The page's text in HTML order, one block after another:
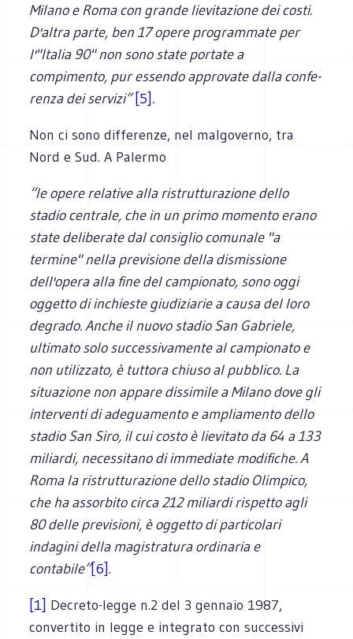
Milano e Roma con grande lievitazione dei costi.
D'altra parte, ben 17 opere programmate per
l'"Italia 90" non sono state portate a
compimento, pur essendo approvate dalla confe­
renza dei servizi”[5].
Non ci sono differenze, nel malgoverno, tra
Nord e Sud. A Palermo
“le opere relative alla ristrutturazione dello
stadio centrale, che in un primo momento erano
state deliberate dal consiglio comunale "a
termine" nella previsione della di­smissione
dell'opera alla fine del campionato, sono oggi
oggetto di inchieste giudizia­rie a causa del loro
degrado. Anche il nuovo stadio San Gabriele,
ultimato solo suc­cessivamente al campionato e
non utilizzato, è tuttora chiuso al pubblico. La
situazio­ne non appare dissimile a Milano dove gli
interventi di adeguamento e ampliamento dello
stadio San Siro, il cui costo è lievitato da 64 a 133
miliardi, necessitano di im­mediate modifiche. A
Roma la ristrutturazione dello stadio Olimpico,
che ha assorbito circa 212 miliardi rispetto agli
80 delle previsioni, è oggetto di particolari
indagini della magistratura ordinaria e
contabile”[6].
[1] Decreto-legge n.2 del 3 gennaio 1987,
convertito in legge e integrato con successivi